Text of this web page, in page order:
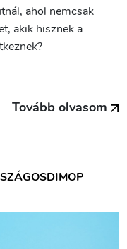
ahol nemcsak
akik hisznek a
Tovább olvasom
DIMOP